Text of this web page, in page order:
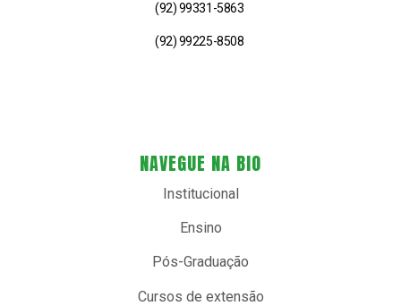
(92) 99331-5863
(92) 99225-8508
NAVEGUE NA BIO
Institucional
Ensino
Pós-Graduação
Cursos de extensão